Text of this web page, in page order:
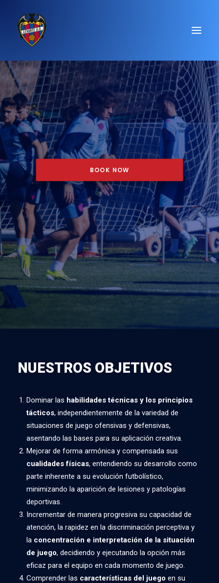
¡INSCRÍBETE YA!
BOOK NOW
NUESTROS OBJETIVOS
Dominar las habilidades técnicas y los principios
tácticos, independientemente de la variedad de
situaciones de juego ofensivas y defensivas,
asentando las bases para su aplicación creativa.
Mejorar de forma armónica y compensada sus
cualidades físicas, entendiendo su desarrollo como
parte inherente a su evolución futbolístico,
minimizando la aparición de lesiones y patologías
deportivas.
Incrementar de manera progresiva su capacidad de
atención, la rapidez en la discriminación perceptiva y
la concentración e interpretación de la situación
de juego, decidiendo y ejecutando la opción más
eficaz para el equipo en cada momento de juego.
Comprender las características del juego en su